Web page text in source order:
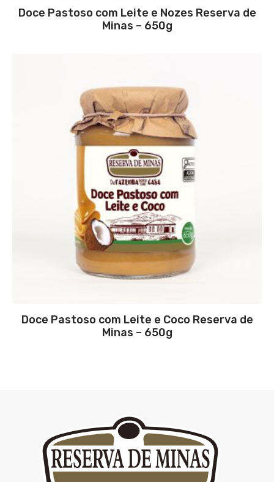
Doce Pastoso com Leite e Nozes Reserva de
Minas – 650g
Doce Pastoso com Leite e Coco Reserva de
Minas – 650g